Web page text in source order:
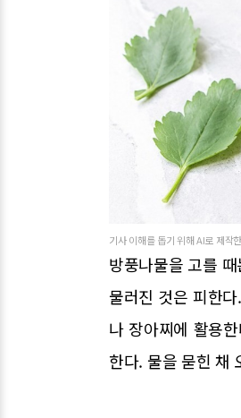
기사 이해를 돕기 위해 AI로 제작
방풍나물을 고를
물러진 것은 피한
나 장아찌에 활용
한다. 물을 묻힌 채